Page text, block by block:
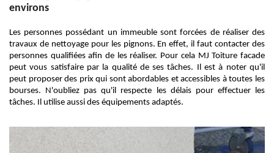
environs
Les personnes possédant un immeuble sont forcées de réaliser des
travaux de nettoyage pour les pignons. En effet, il faut contacter des
personnes qualifiées afin de les réaliser. Pour cela MJ Toiture facade
peut vous satisfaire par la qualité de ses tâches. Il est à noter qu'il
peut proposer des prix qui sont abordables et accessibles à toutes les
bourses. N'oubliez pas qu'il respecte les délais pour effectuer les
tâches. Il utilise aussi des équipements adaptés.